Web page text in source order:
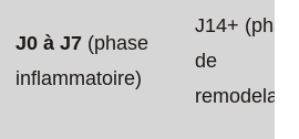
J0 à J7 (phase
inflammatoire)
J14+
de